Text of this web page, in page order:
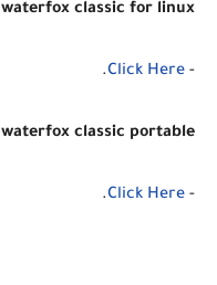
waterfox classic for linux
-
Click Here
.
waterfox classic portable
-
Click Here
.